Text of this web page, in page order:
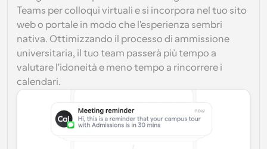
Teams per colloqui virtuali e si incorpora nel tuo sito
web o portale in modo che l'esperienza sembri
nativa. Ottimizzando il processo di ammissione
universitaria, il tuo team passerà più tempo a
valutare l'idoneità e meno tempo a rincorrere i
calendari.